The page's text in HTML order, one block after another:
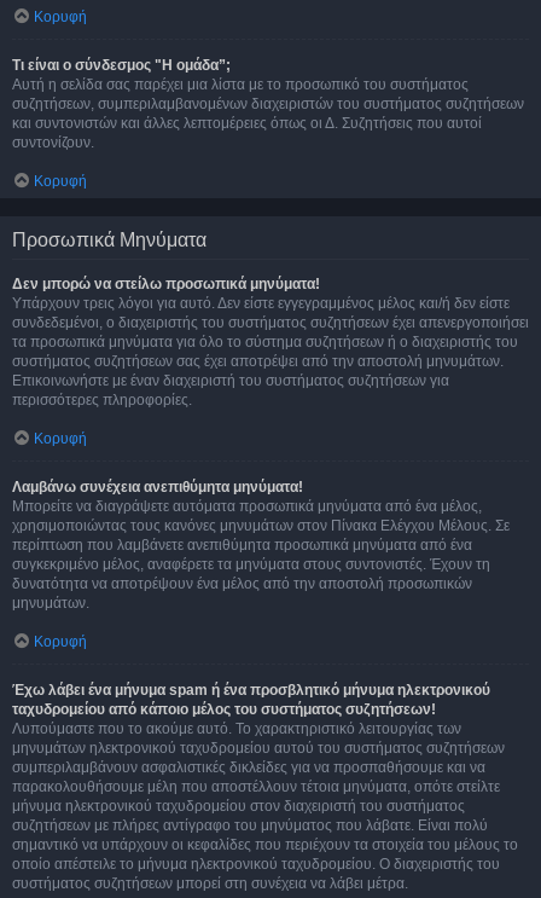
Κορυφή
Τι είναι ο σύνδεσμος "Η ομάδα”;
Αυτή η σελίδα σας παρέχει μια λίστα με το προσωπικό του συστήματος
συζητήσεων, συμπεριλαμβανομένων διαχειριστών του συστήματος συζητήσεων
και συντονιστών και άλλες λεπτομέρειες όπως οι Δ. Συζητήσεις που αυτοί
συντονίζουν.
Κορυφή
Προσωπικά Μηνύματα
Δεν μπορώ να στείλω προσωπικά μηνύματα!
Υπάρχουν τρεις λόγοι για αυτό. Δεν είστε εγγεγραμμένος μέλος και/ή δεν είστε
συνδεδεμένοι, ο διαχειριστής του συστήματος συζητήσεων έχει απενεργοποιήσει
τα προσωπικά μηνύματα για όλο το σύστημα συζητήσεων ή ο διαχειριστής του
συστήματος συζητήσεων σας έχει αποτρέψει από την αποστολή μηνυμάτων.
Επικοινωνήστε με έναν διαχειριστή του συστήματος συζητήσεων για
περισσότερες πληροφορίες.
Κορυφή
Λαμβάνω συνέχεια ανεπιθύμητα μηνύματα!
Μπορείτε να διαγράψετε αυτόματα προσωπικά μηνύματα από ένα μέλος,
χρησιμοποιώντας τους κανόνες μηνυμάτων στον Πίνακα Ελέγχου Μέλους. Σε
περίπτωση που λαμβάνετε ανεπιθύμητα προσωπικά μηνύματα από ένα
συγκεκριμένο μέλος, αναφέρετε τα μηνύματα στους συντονιστές. Έχουν τη
δυνατότητα να αποτρέψουν ένα μέλος από την αποστολή προσωπικών
μηνυμάτων.
Κορυφή
Έχω λάβει ένα μήνυμα spam ή ένα προσβλητικό μήνυμα ηλεκτρονικού
ταχυδρομείου από κάποιο μέλος του συστήματος συζητήσεων!
Λυπούμαστε που το ακούμε αυτό. Το χαρακτηριστικό λειτουργίας των
μηνυμάτων ηλεκτρονικού ταχυδρομείου αυτού του συστήματος συζητήσεων
συμπεριλαμβάνουν ασφαλιστικές δικλείδες για να προσπαθήσουμε και να
παρακολουθήσουμε μέλη που αποστέλλουν τέτοια μηνύματα, οπότε στείλτε
μήνυμα ηλεκτρονικού ταχυδρομείου στον διαχειριστή του συστήματος
συζητήσεων με πλήρες αντίγραφο του μηνύματος που λάβατε. Είναι πολύ
σημαντικό να υπάρχουν οι κεφαλίδες που περιέχουν τα στοιχεία του μέλους το
οποίο απέστειλε το μήνυμα ηλεκτρονικού ταχυδρομείου. Ο διαχειριστής του
συστήματος συζητήσεων μπορεί στη συνέχεια να λάβει μέτρα.